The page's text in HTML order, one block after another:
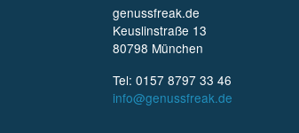
genussfreak.de
Keuslinstraße 13
80798 München
Tel: 0157 8797 33 46
info@genussfreak.de